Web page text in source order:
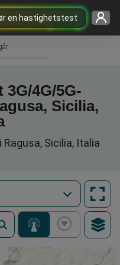
en hastighetstest
4G/5G-
Sicilia,
Sicilia, Italia